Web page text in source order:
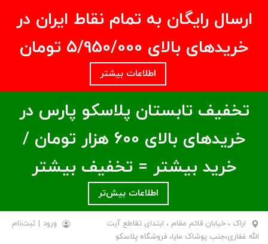
ارسال رایگان به تمام نقاط ایران در
خریدهای بالای ۵/950/000 تومان
اطلاعات بیشتر
تخفیف تابستان پلاسکو پارس در
خریدهای بالای ۶00 هزار تومان /
خرید بیشتر = تخفیف بیشتر
اطلاعات بیش‌تر
اراک ، خیابان قائم مقام ، ابتدای تقاطع آیت
الله غفاری،جنب پوشاک مایا، فروشگاه پلاسکو
ورود | ثبت‌نام